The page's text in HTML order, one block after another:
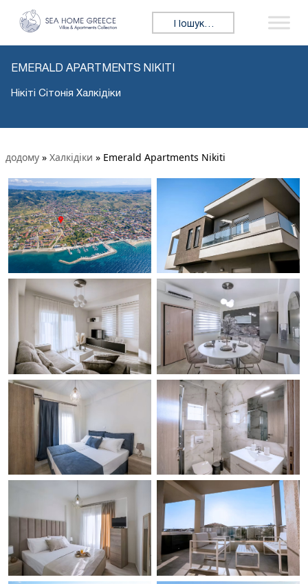
Пошук:
EMERALD APARTMENTS NIKITI
Нікіті Сітонія Халкідіки
додому » Халкідіки » Emerald Apartments Nikiti